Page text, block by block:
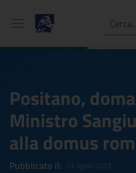
Ricerca
Positano,
Ministro
alla domus
Pubblicato il: 13 Aprile 2023